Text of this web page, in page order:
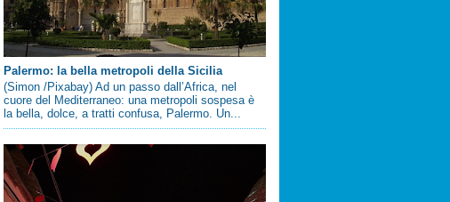
Palermo: la bella metropoli della Sicilia
(Simon /Pixabay) Ad un passo dall’Africa, nel
cuore del Mediterraneo: una metropoli sospesa è
la bella, dolce, a tratti confusa, Palermo. Un...